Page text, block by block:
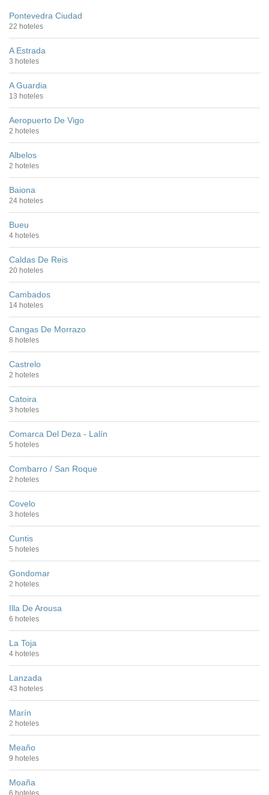
Pontevedra Ciudad
22 hoteles
A Estrada
3 hoteles
A Guardia
13 hoteles
Aeropuerto De Vigo
2 hoteles
Albelos
2 hoteles
Baiona
24 hoteles
Bueu
4 hoteles
Caldas De Reis
20 hoteles
Cambados
14 hoteles
Cangas De Morrazo
8 hoteles
Castrelo
2 hoteles
Catoira
3 hoteles
Comarca Del Deza - Lalín
5 hoteles
Combarro / San Roque
2 hoteles
Covelo
3 hoteles
Cuntis
5 hoteles
Gondomar
2 hoteles
Illa De Arousa
6 hoteles
La Toja
4 hoteles
Lanzada
43 hoteles
Marín
2 hoteles
Meaño
9 hoteles
Moaña
6 hoteles